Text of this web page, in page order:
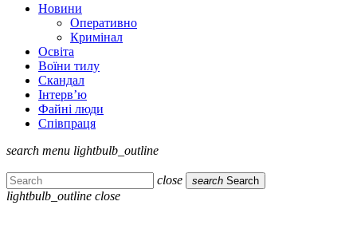
Новини
Оперативно
Кримінал
Освіта
Воїни тилу
Скандал
Інтерв’ю
Файні люди
Співпраця
search menu lightbulb_outline
close search Search
lightbulb_outline close